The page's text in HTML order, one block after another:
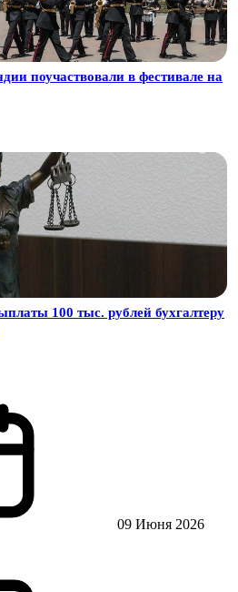
поучаствовали в фестивале на
100 тыс. рублей бухгалтеру
09 Июня 2026